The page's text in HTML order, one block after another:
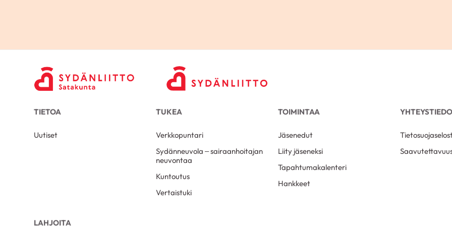
TIETOA
Uutiset
TUKEA
Verkkopuntari
Sydänneuvola – sairaanhoitajan
neuvontaa
Kuntoutus
Vertaistuki
TOIMINTAA
Jäsenedut
Liity jäseneksi
Tapahtumakalenteri
Hankkeet
LAHJOITA